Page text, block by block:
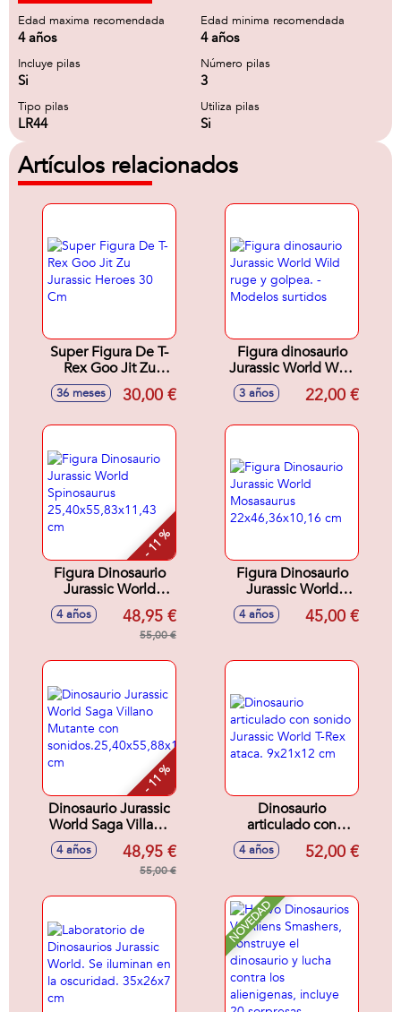
Edad maxima recomendada
4 años
Edad minima recomendada
4 años
Incluye pilas
Si
Número pilas
3
Tipo pilas
LR44
Utiliza pilas
Si
Artículos relacionados
Super Figura De T-
Rex Goo Jit Zu
Jurassic Heroes 30
Cm
36 meses 30,00 €
Figura dinosaurio
Jurassic World Wild
ruge y golpea. -
Modelos surtidos
3 años 22,00 €
- 11 %
Figura Dinosaurio
Jurassic World
Spinosaurus
25,40x55,83x11,43
4 años 48,95 €
55,00 €
Figura Dinosaurio
Jurassic World
Mosasaurus
22x46,36x10,16 cm
4 años 45,00 €
- 11 %
Dinosaurio Jurassic
World Saga Villano
Mutante con
sonidos.25,40x55,88x17,78
4 años 48,95 €
55,00 €
Dinosaurio
articulado con
sonido Jurassic
World T-Rex ataca.
4 años 52,00 €
NOVEDAD